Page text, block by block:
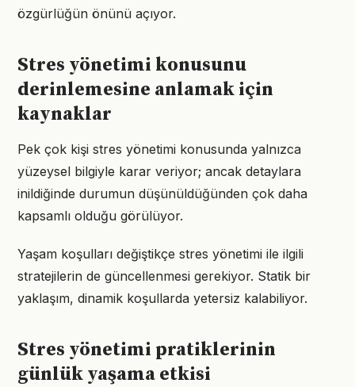
özgürlüğün önünü açıyor.
Stres yönetimi konusunu
derinlemesine anlamak için
kaynaklar
Pek çok kişi stres yönetimi konusunda yalnızca
yüzeysel bilgiyle karar veriyor; ancak detaylara
inildiğinde durumun düşünüldüğünden çok daha
kapsamlı olduğu görülüyor.
Yaşam koşulları değiştikçe stres yönetimi ile ilgili
stratejilerin de güncellenmesi gerekiyor. Statik bir
yaklaşım, dinamik koşullarda yetersiz kalabiliyor.
Stres yönetimi pratiklerinin
günlük yaşama etkisi